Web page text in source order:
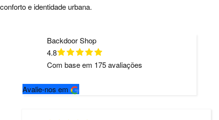
conforto e identidade urbana.
Backdoor Shop
4.8
Com base em 175avaliações
Avalie-nos em